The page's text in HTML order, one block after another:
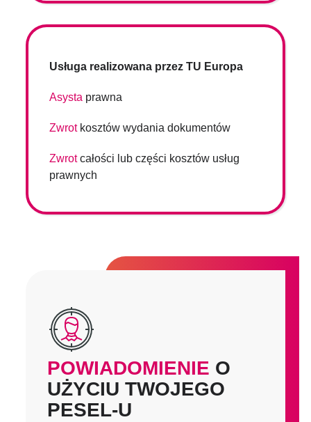
Usługa realizowana przez TU Europa
Asysta prawna
Zwrotkosztów wydania dokumentów
Zwrotcałości lub części kosztów usług
prawnych
POWIADOMIENIE O
UŻYCIU TWOJEGO
PESEL-U